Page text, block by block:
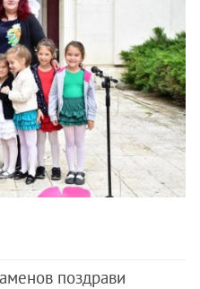
поздрави